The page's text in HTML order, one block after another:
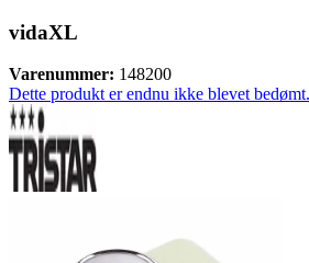
vidaXL
Varenummer: 148200
Dette produkt er endnu ikke blevet bedømt.